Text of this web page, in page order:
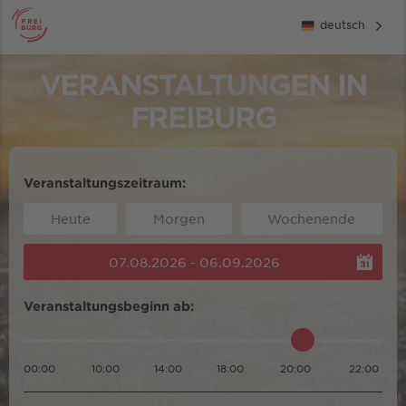
deutsch
VERANSTALTUNGEN IN
FREIBURG
Veranstaltungszeitraum:
Heute Morgen Wochenende
07.08.2026 - 06.09.2026
Veranstaltungsbeginn ab:
00:00 10:00 14:00 18:00 20:00 22:00